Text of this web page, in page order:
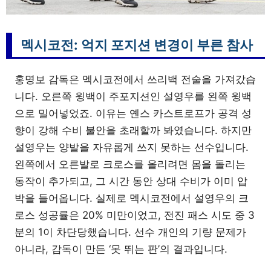
멕시코전: 억지 포지션 변경이 부른 참사
홍명보 감독은 멕시코전에서 쓰리백 전술을 가져갔습
니다. 오른쪽 윙백이 주포지션인 설영우를 왼쪽 윙백
으로 밀어넣었죠. 이유는 옌스 카스트로프가 공격 성
향이 강해 수비 불안을 초래할까 봐였습니다. 하지만
설영우는 양발을 자유롭게 쓰지 못하는 선수입니다.
왼쪽에서 오른발로 크로스를 올리려면 몸을 돌리는
동작이 추가되고, 그 시간 동안 상대 수비가 이미 압
박을 들어옵니다. 실제로 멕시코전에서 설영우의 크
로스 성공률은 20% 미만이었고, 전진 패스 시도 중 3
분의 1이 차단당했습니다. 선수 개인의 기량 문제가
아니라, 감독이 만든 ‘못 뛰는 판’의 결과입니다.